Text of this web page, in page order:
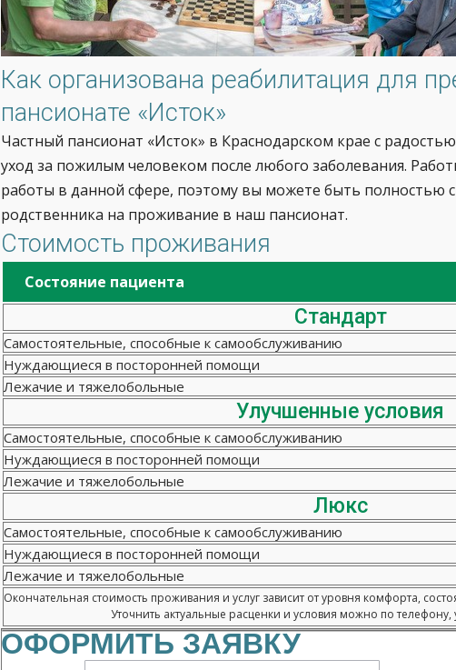
Как организована реабилитация для
пансионате «Исток»
Частный пансионат «Исток» в Краснодарском крае с
уход за пожилым человеком после любого заболевания.
работы в данной сфере, поэтому вы можете быть полностью
родственника на проживание в наш пансионат.
Стоимость проживания
Состояние пациента
Стандарт
Самостоятельные, способные к самообслуживанию
Нуждающиеся в посторонней помощи
Лежачие и тяжелобольные
Улучшенные условия
Самостоятельные, способные к самообслуживанию
Нуждающиеся в посторонней помощи
Лежачие и тяжелобольные
Люкс
Самостоятельные, способные к самообслуживанию
Нуждающиеся в посторонней помощи
Лежачие и тяжелобольные
Окончательная стоимость проживания и услуг зависит от уровня комфорта,
Уточнить актуальные расценки и условия можно по телефону,
ОФОРМИТЬ ЗАЯВКУ